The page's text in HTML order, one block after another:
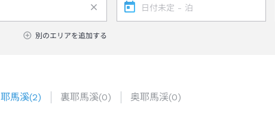
別のエリアを追加する
耶馬溪(2) 裏耶馬溪(0) 奥耶馬渓(0)